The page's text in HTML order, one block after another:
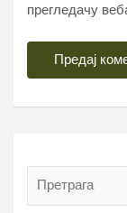
прегледачу